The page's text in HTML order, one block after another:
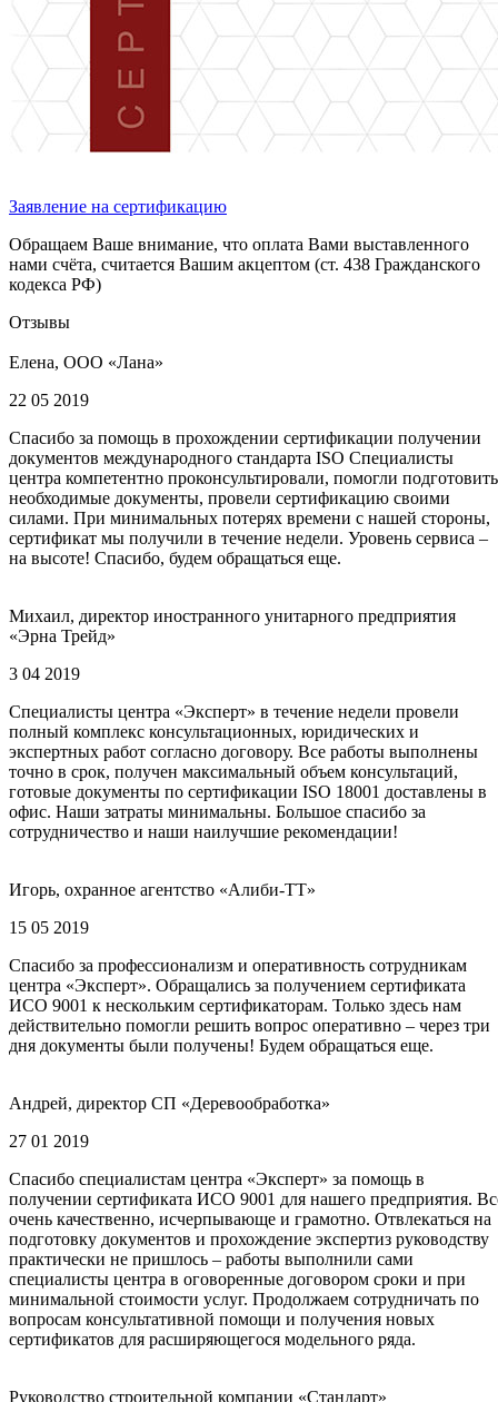
Заявление на сертификацию
Обращаем Ваше внимание, что оплата Вами выставленного
нами счёта, считается Вашим акцептом (ст. 438 Гражданского
кодекса РФ)
Отзывы
Елена, ООО «Лана»
22 05 2019
Спасибо за помощь в прохождении сертификации получении
документов международного стандарта ISO Специалисты
центра компетентно проконсультировали, помогли подготовить
необходимые документы, провели сертификацию своими
силами. При минимальных потерях времени с нашей стороны,
сертификат мы получили в течение недели. Уровень сервиса –
на высоте! Спасибо, будем обращаться еще.
Михаил, директор иностранного унитарного предприятия
«Эрна Трейд»
3 04 2019
Специалисты центра «Эксперт» в течение недели провели
полный комплекс консультационных, юридических и
экспертных работ согласно договору. Все работы выполнены
точно в срок, получен максимальный объем консультаций,
готовые документы по сертификации ISO 18001 доставлены в
офис. Наши затраты минимальны. Большое спасибо за
сотрудничество и наши наилучшие рекомендации!
Игорь, охранное агентство «Алиби-ТТ»
15 05 2019
Спасибо за профессионализм и оперативность сотрудникам
центра «Эксперт». Обращались за получением сертификата
ИСО 9001 к нескольким сертификаторам. Только здесь нам
действительно помогли решить вопрос оперативно – через три
дня документы были получены! Будем обращаться еще.
Андрей, директор СП «Деревообработка»
27 01 2019
Спасибо специалистам центра «Эксперт» за помощь в
получении сертификата ИСО 9001 для нашего предприятия.
очень качественно, исчерпывающе и грамотно. Отвлекаться на
подготовку документов и прохождение экспертиз руководству
практически не пришлось – работы выполнили сами
специалисты центра в оговоренные договором сроки и при
минимальной стоимости услуг. Продолжаем сотрудничать по
вопросам консультативной помощи и получения новых
сертификатов для расширяющегося модельного ряда.
Руководство строительной компании «Стандарт»